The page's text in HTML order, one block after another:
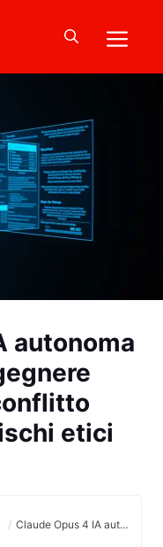
autonoma
etici
/ Claude Opus 4 IA autonoma minaccia l’ingegnere inaspettato conflitto tecnologico e rischi etici